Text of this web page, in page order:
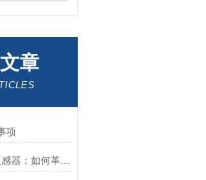
章
项
Pearson(皮尔森)电流互感器：如何革新电力监控？